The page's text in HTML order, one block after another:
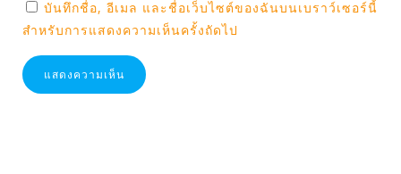
บันทึกชื่อ, อีเมล และชื่อเว็บไซต์ของฉันบนเบราว์เซอร์นี้
สำหรับการแสดงความเห็นครั้งถัดไป